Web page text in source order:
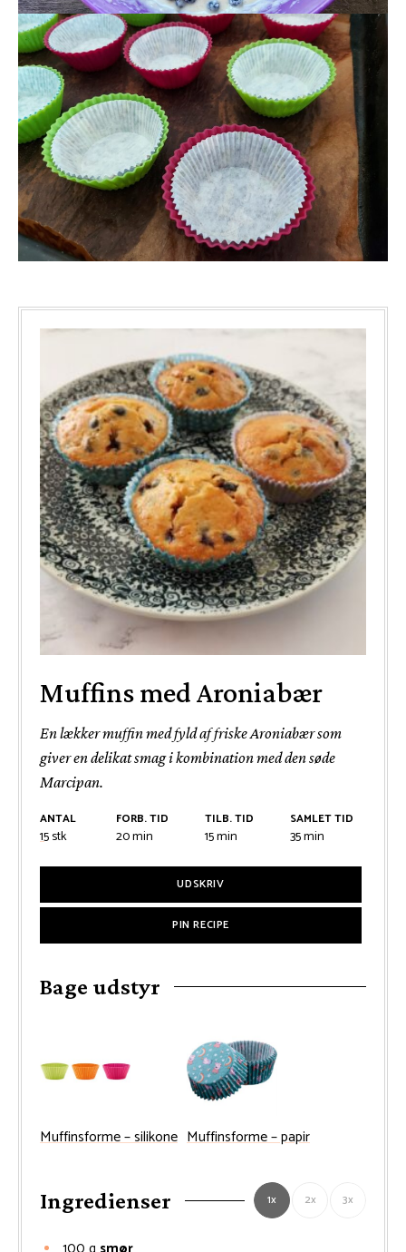
Muffins med Aroniabær
En lækker muffin med fyld af friske Aroniabær som
giver en delikat smag i kombination med den søde
Marcipan.
ANTAL
15stk
FORB. TID
20minutter
min
TILB. TID
15minutter
min
SAMLET TID
35minutter
min
UDSKRIV
PIN RECIPE
Bage udstyr
Muffinsforme – silikone Muffinsforme – papir
Ingredienser 1x 2x 3x